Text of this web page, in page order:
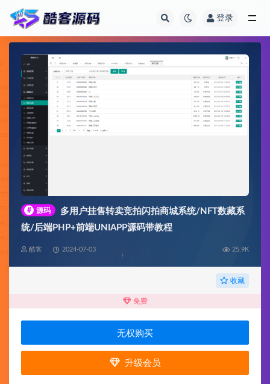
登录
# 源码
多用户挂售转卖竞拍闪拍商城系统/NFT数藏系
统/后端PHP+前端UNIAPP源码带教程
酷客 2024-07-03 25.9K
收藏
免费
无权购买
升级会员